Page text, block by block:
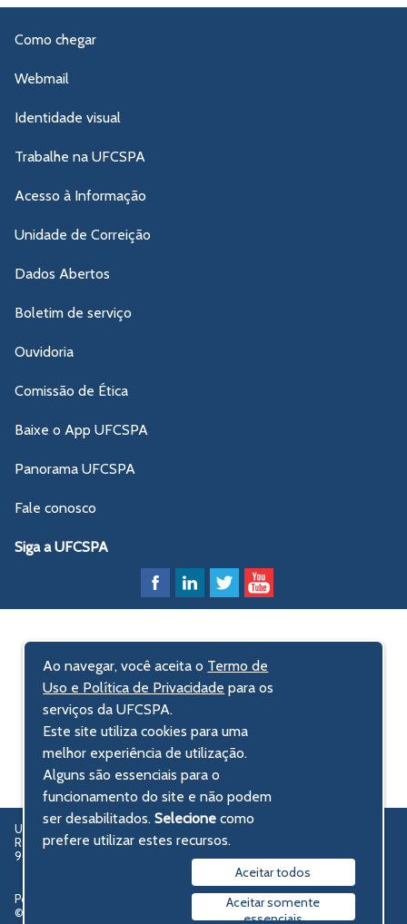
Como chegar
Webmail
Identidade visual
Trabalhe na UFCSPA
Acesso à Informação
Unidade de Correição
Dados Abertos
Boletim de serviço
Ouvidoria
Comissão de Ética
Baixe o App UFCSPA
Panorama UFCSPA
Fale conosco
Siga a UFCSPA
UFCSPA – Universidade Federal de Ciências da Saúde de Porto Alegre
Rua Sarmento Leite, 245 - Centro Histórico
90050-170 Porto Alegre, RS, Brasil
Política de privacidade
© 2009-2026 UFCSPA
Ao navegar, você aceita o Termo de
Uso e Política de Privacidade para os
serviços da UFCSPA.
Este site utiliza cookies para uma
melhor experiência de utilização.
Alguns são essenciais para o
funcionamento do site e não podem
ser desabilitados.Selecionecomo
prefere utilizar estes recursos.
Aceitar todos
Aceitar somente
essenciais